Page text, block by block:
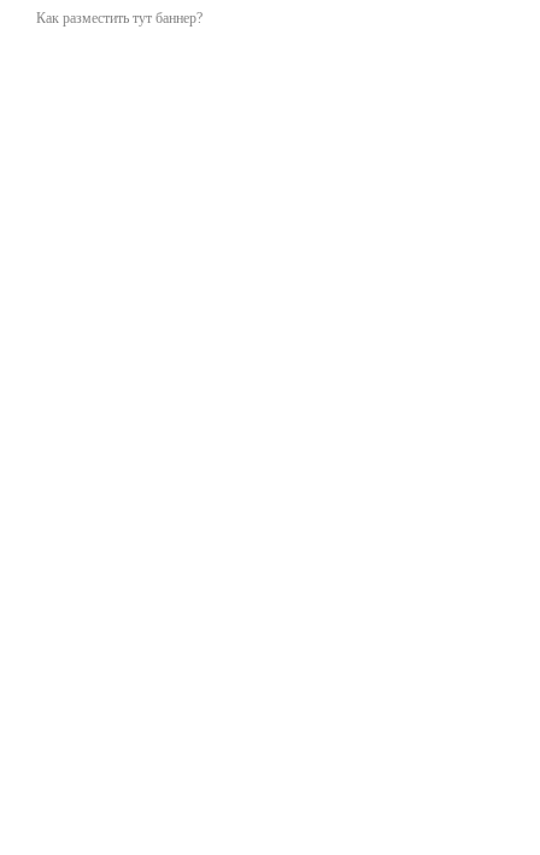
Как разместить тут баннер?